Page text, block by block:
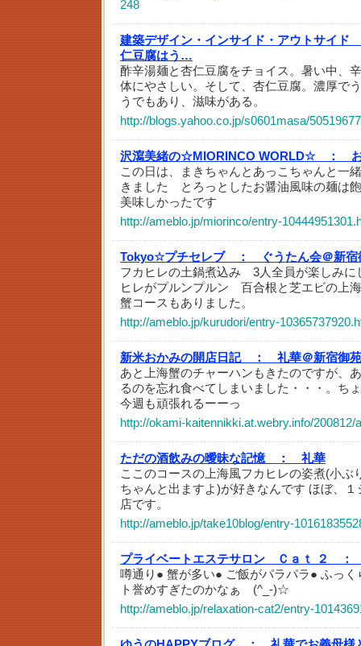
248
建築デザイン・インサイド・アウトサイド
仁豆腐はう…
酢辛湯麺と杏仁豆腐をチョイス。暑い中、
体にやさしい。そして、杏仁豆腐。濃厚で
うでもあり、滋味がある。
http://blogs.yahoo.co.jp/s0601masa/
沢瀉美緒の☆MIORINCO WORLD☆ ：
この日は、まきちゃんとあっこちゃんと一
きました とろっとしたお醤油風味の麺は
美味しかったです
http://ameblo.jp/miorinco/entry-
Tokyo☆プチセレブ ：
ぐうたん会＠新
フカヒレの土鍋煮込み 3人全員が楽しみに
ヒレがプルンプルン 百合根と芝エビの上
蟹コースもありました。
http://ameblo.jp/kurudori/entry-
新米おかみの開店日記 ：
礼華＠新宿御
あと上海蟹のチャーハンもきたのですが、
るのを忘れ食べてしまいました・・・。ち
今週も頑張れるーーっ
http://okami-kaitennikki.at.webry.info/200812/
ただの酒飲みの曖昧な記憶 ：
礼華
ここのコースの上海風フカヒレの姿煮(小ぶ
ちゃんと出ますよ)が好きなんです ほぼ、
店です。
http://ameblo.jp/take10blog/entry-
プライベートエステサロン Ｃａｔ ２ ：
噂通り● 蟹が多い● ご飯がパラパラ● ふっ
ト誉めすぎたのかなぁ (^_-)☆
http://ameblo.jp/relaxation-cat2/entry-